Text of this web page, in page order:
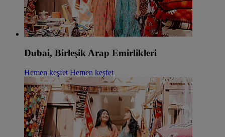
Dubai, Birleşik Arap Emirlikleri
Hemen keşfet Hemen keşfet